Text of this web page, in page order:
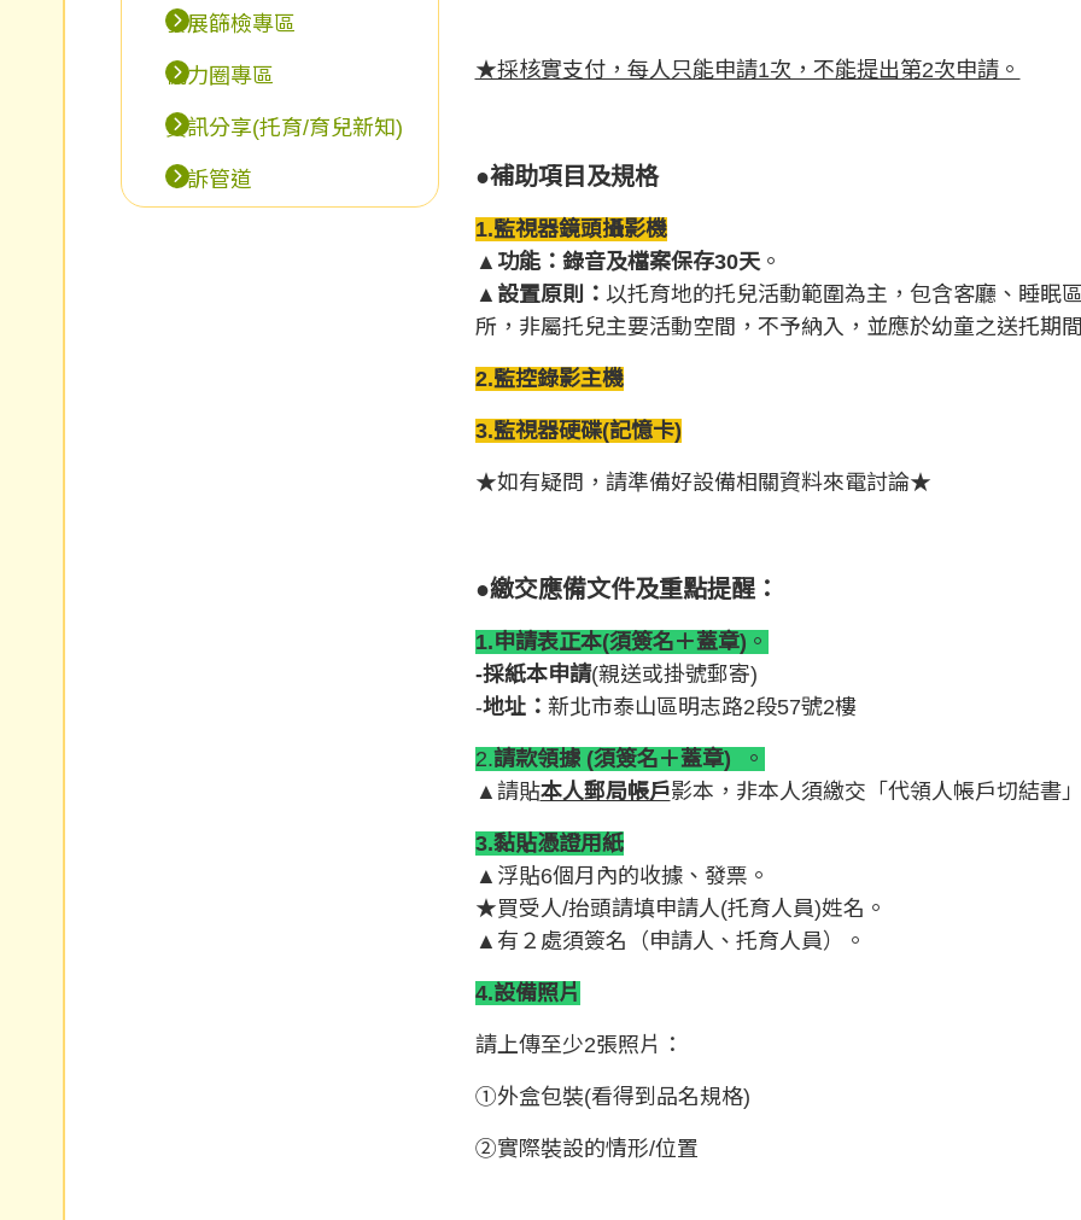
發展篩檢專區
協力圈專區
資訊分享(托育/育兒新知)
申訴管道
★採核實支付，每人只能申請1次，不能提出第2次申請。
●補助項目及規格
1.監視器鏡頭攝影機
▲ 功能：錄音及檔案保存30天。
▲ 設置原則： 以托育地的托兒活動範圍為主，包含客廳、睡眠
所，非屬托兒主要活動空間，不予納入，並應於幼童之送托期
2.監控錄影主機
3.監視器硬碟(記憶卡)
★如有疑問，請準備好設備相關資料來電討論★
●繳交應備文件及重點提醒：
1.申請表正本(須簽名＋蓋章) 。
-採紙本申請(親送或掛號郵寄)
-地址： 新北市泰山區明志路2段57號2樓
2.請款領據 (須簽名＋蓋章) 。
▲請貼本人郵局帳戶影本，非本人須繳交「代領人帳戶切結書
3.黏貼憑證用紙
▲浮貼6個月內的收據、發票。
★買受人/抬頭請填申請人(托育人員)姓名。
▲有２處須簽名（申請人、托育人員）。
4.設備照片
請上傳至少2張照片：
①外盒包裝(看得到品名規格)
②實際裝設的情形/位置